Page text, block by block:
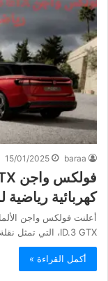
baraa
15/01/2025
كهربائية رياضية
أعلنت فولكس واجن
ID.3 GTX، التي تمثل نقلة نوعية في عالم السيارات الهاتشباك…
أكمل القراءة »